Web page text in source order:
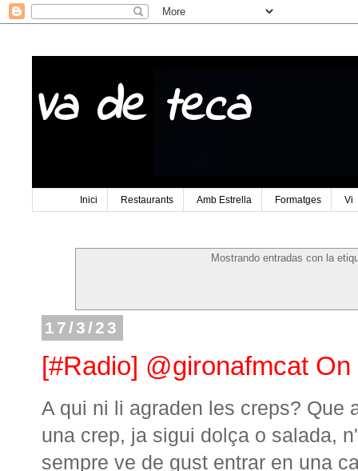
Va de teca
Inici Restaurants Amb Estrella Formatges Vi
Mostrando entradas con la
17/3/23
[#Radio] @gironafmcat
A qui ni li agraden les creps? Que
una crep, ja sigui dolça o salada,
sempre ve de gust entrar en una